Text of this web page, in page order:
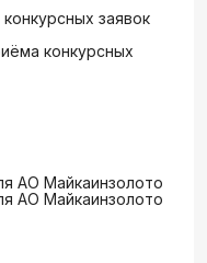
заявок
конкурсных
АО Майкаинзолото
АО Майкаинзолото